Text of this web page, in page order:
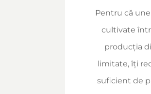
Pentru că
cultivate
producția
limitate, îți
suficient de